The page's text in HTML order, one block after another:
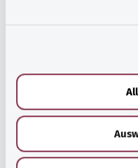
الخدمات المقدمة من